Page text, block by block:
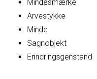
Mindesmærke
Arvestykke
Minde
Sagnobjekt
Erindringsgenstand